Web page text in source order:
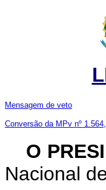
Mensagem de veto
Conversão da MPv nº
O
Nacional